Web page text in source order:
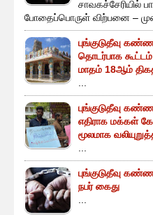
சாவகச்சேரியில்
போதைப்பொருள் விற்பனை –
புங்குடுதீவு
தொடர்பாக
மாதம் 18ஆம்
...
புங்குடுதீவு
எதிராக மக்கள்
மூலமாக
...
புங்குடுதீவு
நபர் கைது
...